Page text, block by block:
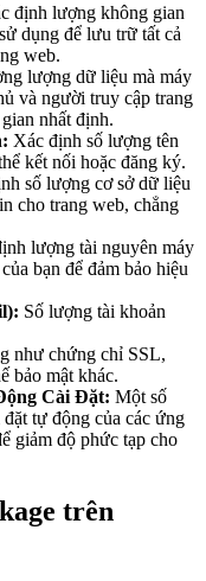
định lượng không gian
dụng để lưu trữ tất cả
web.
lượng dữ liệu mà máy
và người truy cập trang
nhất định.
Xác định số lượng tên
kết nối hoặc đăng ký.
số lượng cơ sở dữ liệu
cho trang web, chẳng
lượng tài nguyên máy
bạn để đảm bảo hiệu
Số lượng tài khoản
như chứng chỉ SSL,
bảo mật khác.
Cài Đặt: Một số
tự động của các ứng
giảm độ phức tạp cho
trên